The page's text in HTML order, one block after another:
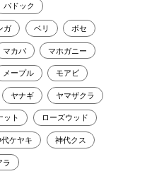
パドック
ガ ベリ ボセ
マカバ マホガニー
メープル モアビ
ヤナギ ヤマザクラ
ット ローズウッド
ケヤキ 神代クス
ラ